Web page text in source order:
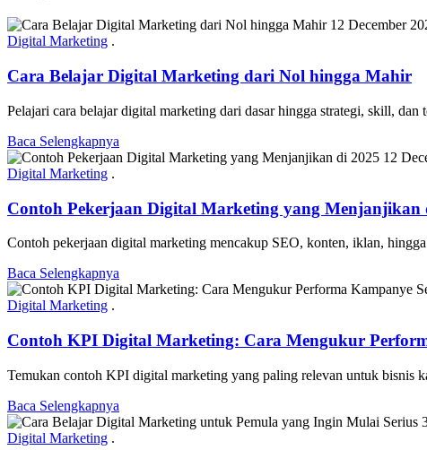
12 December
Digital Marketing .
Cara Belajar Digital Marketing dari Nol hingga Mahir
Pelajari cara belajar digital marketing dari dasar hingga strategi, skill,
Baca Selengkapnya
12
Digital Marketing .
Contoh Pekerjaan Digital Marketing yang Menjanjikan
Contoh pekerjaan digital marketing mencakup SEO, konten, iklan,
Baca Selengkapnya
Digital Marketing .
Contoh KPI Digital Marketing: Cara Mengukur
Temukan contoh KPI digital marketing yang paling relevan untuk bisnis
Baca Selengkapnya
Digital Marketing .